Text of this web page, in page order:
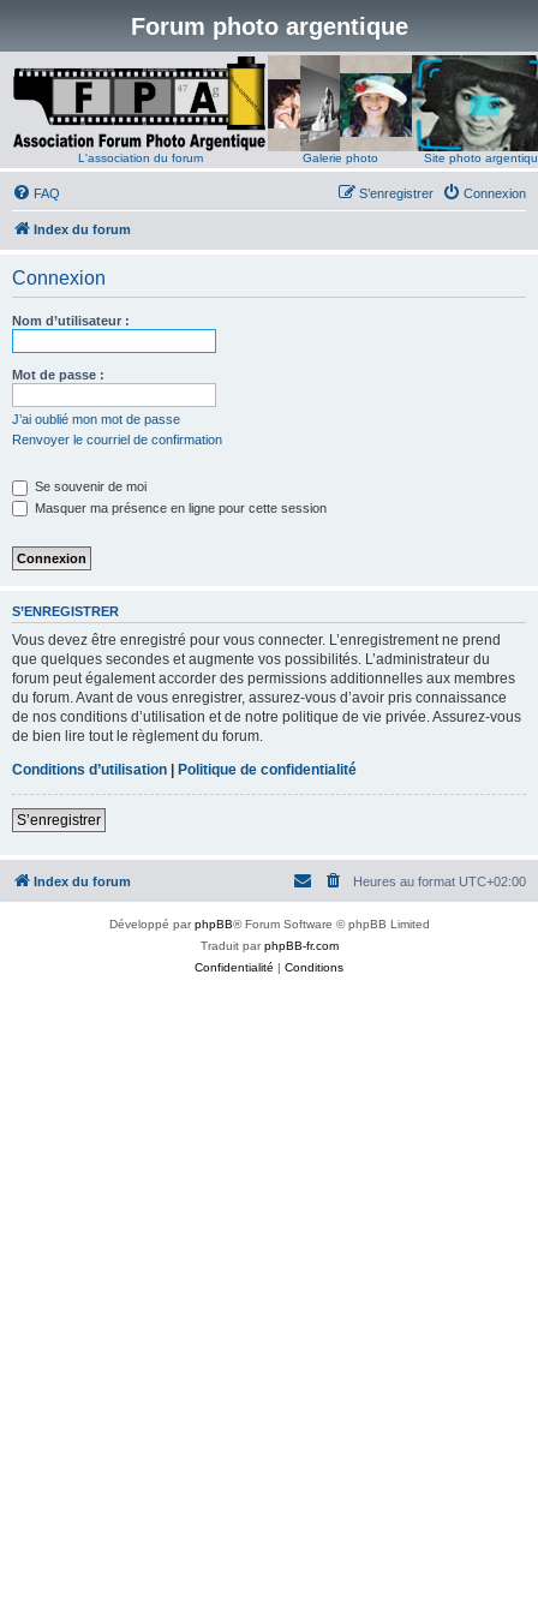
Forum photo argentique
L'association du forum Galerie photo Site photo
FAQ Connexion
S’enregistrer
Index du forum
Connexion
Nom d’utilisateur :
Mot de passe :
J’ai oublié mon mot de passe
Renvoyer le courriel de confirmation
Se souvenir de moi
Masquer ma présence en ligne pour cette session
S’ENREGISTRER
Vous devez être enregistré pour vous connecter. L’enregistrement ne prend
que quelques secondes et augmente vos possibilités. L’administrateur du
forum peut également accorder des permissions additionnelles aux membres
du forum. Avant de vous enregistrer, assurez-vous d’avoir pris connaissance
de nos conditions d’utilisation et de notre politique de vie privée. Assurez-vous
de bien lire tout le règlement du forum.
Conditions d’utilisation | Politique de confidentialité
S’enregistrer
Index du forum Heures au format UTC+02:00
Développé parphpBB® Forum Software © phpBB Limited
Traduit parphpBB-fr.com
Confidentialité | Conditions